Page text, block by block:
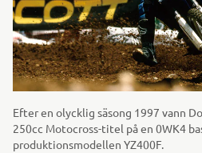
Efter en olycklig säsong 1997 vann
250cc Motocross-titel på en 0WK4
produktionsmodellen YZ400F.